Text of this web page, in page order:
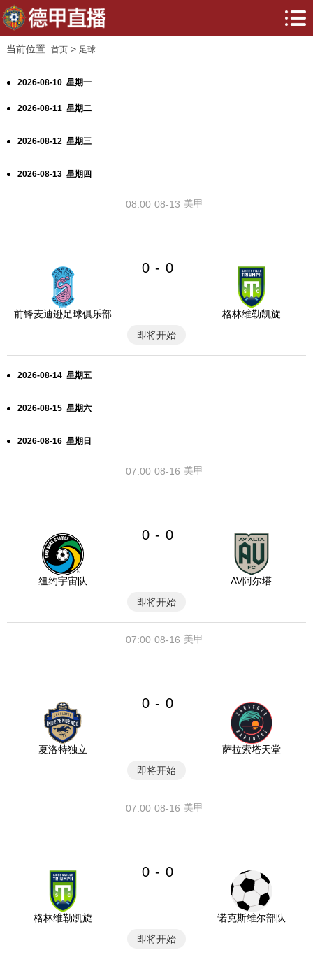
当前位置: 首页> 足球
2026-08-10 星期一
2026-08-11 星期二
2026-08-12 星期三
2026-08-13 星期四
08-13
08:00 美甲
前锋麦迪逊足球俱乐部
0 - 0
格林维勒凯旋
即将开始
2026-08-14 星期五
2026-08-15 星期六
2026-08-16 星期日
08-16
07:00 美甲
纽约宇宙队
0 - 0
AV阿尔塔
即将开始
08-16
07:00 美甲
夏洛特独立
0 - 0
萨拉索塔天堂
即将开始
08-16
07:00 美甲
格林维勒凯旋
0 - 0
诺克斯维尔部队
即将开始